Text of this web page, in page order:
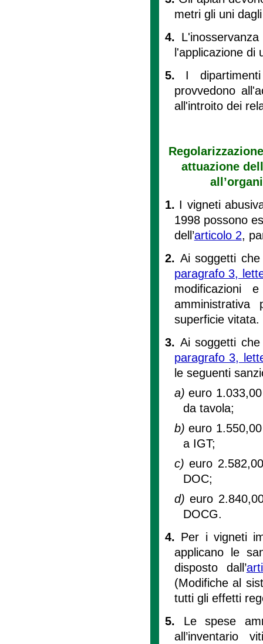
metri gli uni
4.
l'applicazione di
5. I
provvedono
all'introito dei
attuazione
1. I vigneti
1998 possono
dell’articolo 2,
2. Ai soggetti che
paragrafo 3,
modificazioni
superficie vitata.
3. Ai soggetti che
paragrafo 3,
le seguenti
a)euro
da tavola;
b)euro
a IGT;
c)euro
DOC;
d)euro
DOCG.
4. Per i vigneti
applicano le
disposto dall’
(Modifiche al
tutti gli effetti
5. Le spese
all’inventario